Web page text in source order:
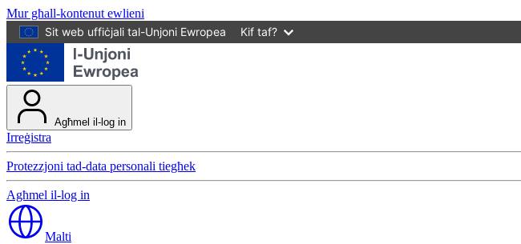
Mur għall-kontenut ewlieni
Sit web uffiċjali tal-Unjoni Ewropea
Kif taf?
Agħmel il-log in
Irreġistra
Protezzjoni tad-data personali tiegħek
Agħmel il-log in
Malti